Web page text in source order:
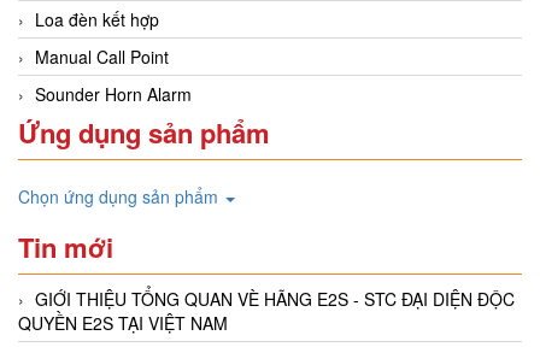
Loa đèn kết hợp
Manual Call Point
Sounder Horn Alarm
Ứng dụng sản phẩm
Chọn ứng dụng sản phẩm
Tin mới
GIỚI THIỆU TỔNG QUAN VÈ HÃNG E2S - STC ĐẠI DIỆN ĐỘC
QUYỀN E2S TẠI VIỆT NAM